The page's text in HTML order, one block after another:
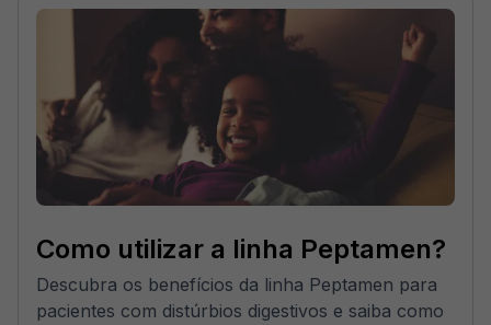
Como utilizar a linha Peptamen?
Descubra os benefícios da linha Peptamen para
pacientes com distúrbios digestivos e saiba como